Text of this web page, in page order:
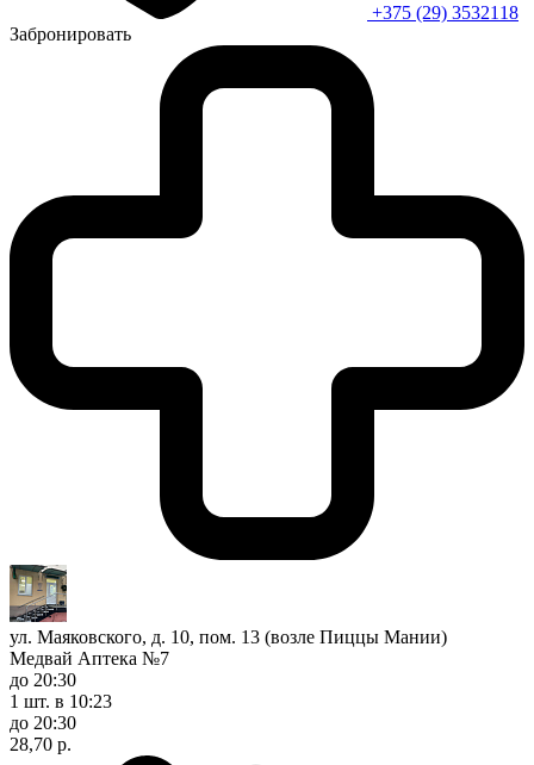
+375 (29) 3532118
Забронировать
ул. Маяковского, д. 10, пом. 13 (возле Пиццы Мании)
Медвай Аптека №7
до 20:30
1 шт. в 10:23
до 20:30
28,70 р.